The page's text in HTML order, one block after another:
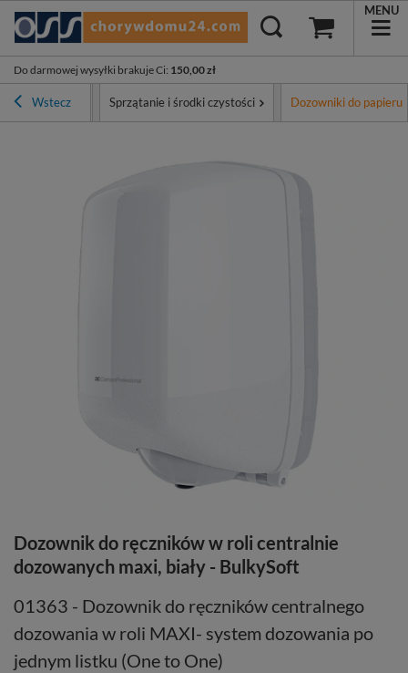
Do darmowej wysyłki brakuje Ci: 150,00 zł
MENU
Wstecz
Asortyment Sprzątanie i środki czystości Dozowniki do papieru
Dozownik do ręczników w roli centralnie
dozowanych maxi, biały - BulkySoft
01363 - Dozownik do ręczników centralnego
dozowania w roli MAXI- system dozowania po
jednym listku (One to One)